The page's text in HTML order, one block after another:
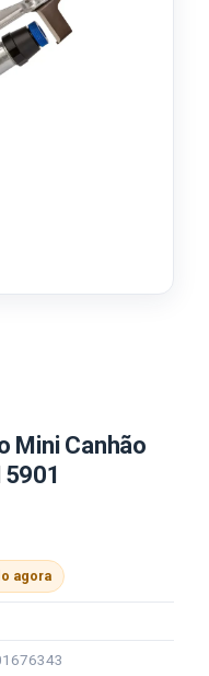
Mini Canhão
agora